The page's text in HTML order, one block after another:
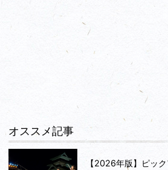
オススメ記事
【2026年版】ピッ